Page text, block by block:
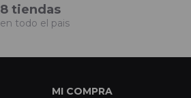
8 tiendas
en todo el pais
MI COMPRA